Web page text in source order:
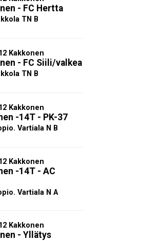
- FC Hertta
TN B
Kakkonen
- FC Siili/valkea
TN B
Kakkonen
-14T - PK-37
Vartiala N B
Kakkonen
-14T - AC
Vartiala N A
Kakkonen
- Yllätys